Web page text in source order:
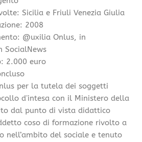
Sicilia e Friuli Venezia Giulia
2008
@uxilia Onlus, in
SocialNews
2.000 euro
per la tutela dei soggetti
dʼintesa con il Ministero della
dal punto di vista didattico
coso di formazione rivolto a
nell’ambito del sociale e tenuto